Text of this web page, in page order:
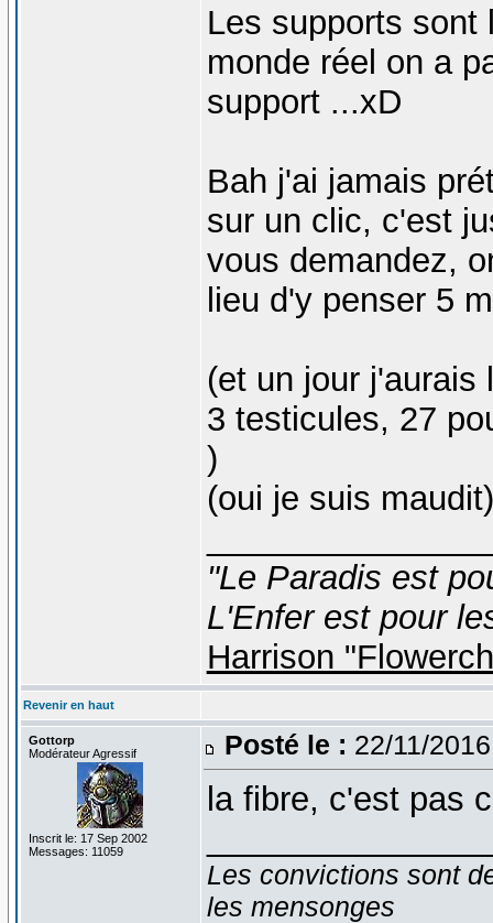
Les supports sont
monde réel on a
support ...xD
Bah j'ai jamais
sur un clic, c'est
vous demandez,
lieu d'y penser 5
(et un jour j'aurais
3 testicules, 27
)
(oui je suis maudit)
"Le Paradis est
L'Enfer est pour
Harrison
Revenir en haut
Gottorp
Modérateur Agressif
Inscrit le: 17 Sep 2002
Messages: 11059
Posté le : 22/11/
la fibre, c'est pas
Les convictions sont
les mensonges